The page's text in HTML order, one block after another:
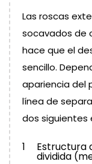
Las roscas
socavados de
hace que el
sencillo.
apariencia del
línea de
dos siguientes
1 Estructura
dividida